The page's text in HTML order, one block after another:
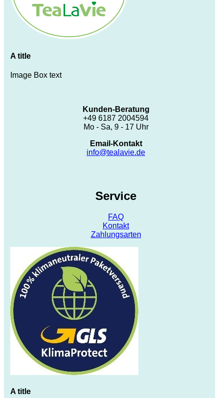
A title
Image Box text
Kunden-Beratung
+49 6187 2004594
Mo - Sa, 9 - 17 Uhr
Email-Kontakt
info@tealavie.de
Service
FAQ
Kontakt
Zahlungsarten
A title